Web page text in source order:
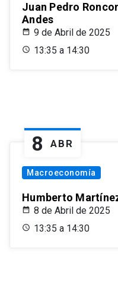
Juan Pedro
Andes
9 de Abril de 2025
13:35 a 14:30
8 ABR
Macroeconomía
Humberto
8 de Abril de 2025
13:35 a 14:30